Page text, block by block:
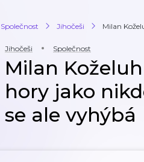
Společnost Jihočeši Milan
Jihočeši Společnost
Milan
hory jako
se ale vyhýbá